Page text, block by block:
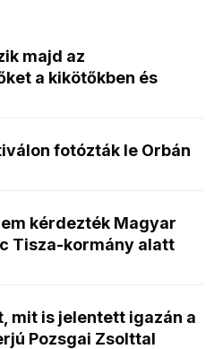
majd az
a kikötőkben és
fotózták le Orbán
kérdezték Magyar
Tisza-kormány alatt
mit is jelentett igazán a
Pozsgai Zsolttal